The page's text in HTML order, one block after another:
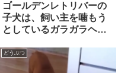
ゴールデンレトリバーの
子犬は、飼い主を噛もう
としているガラガラヘビ
るエピソード
どうぶつ